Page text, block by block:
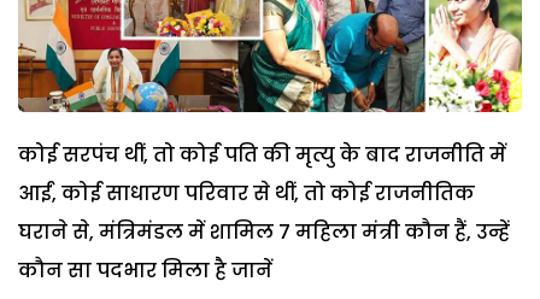
कोई सरपंच थीं, तो कोई पति की मृत्यु के बाद राजनीति में
आईं, कोई साधारण परिवार से थीं, तो कोई राजनीतिक
घराने से, मंत्रिमंडल में शामिल 7 महिला मंत्री कौन हैं, उन्हें
कौन सा पदभार मिला है जानें